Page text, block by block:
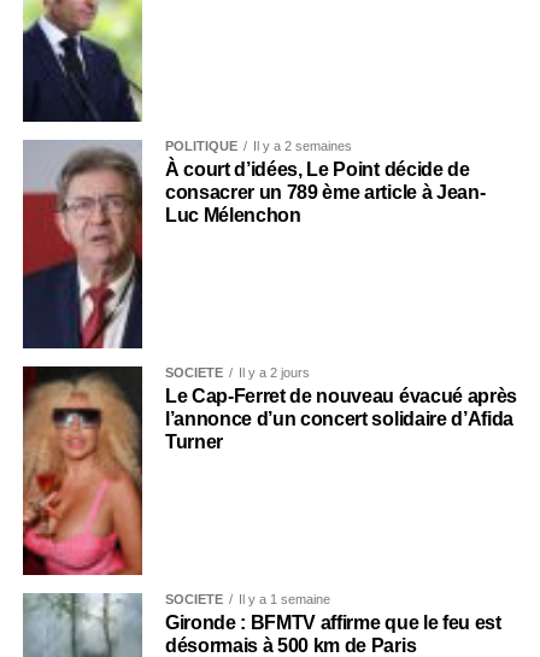
POLITIQUE Il y a 2 semaines
À court d’idées, Le Point décide de
consacrer un 789 ème article à Jean-
Luc Mélenchon
SOCIÉTÉ Il y a 2 jours
Le Cap-Ferret de nouveau évacué après
l’annonce d’un concert solidaire d’Afida
Turner
SOCIÉTÉ Il y a 1 semaine
Gironde : BFMTV affirme que le feu est
désormais à 500 km de Paris